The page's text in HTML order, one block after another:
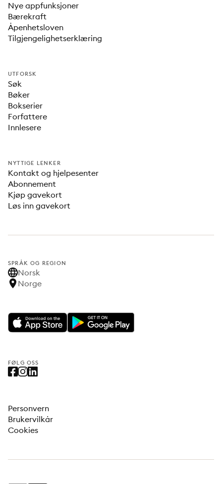
Nye appfunksjoner
Bærekraft
Åpenhetsloven
Tilgjengelighetserklæring
UTFORSK
Søk
Bøker
Bokserier
Forfattere
Innlesere
NYTTIGE LENKER
Kontakt og hjelpesenter
Abonnement
Kjøp gavekort
Løs inn gavekort
SPRÅK OG REGION
Norsk
Norge
FØLG OSS
Personvern
Brukervilkår
Cookies